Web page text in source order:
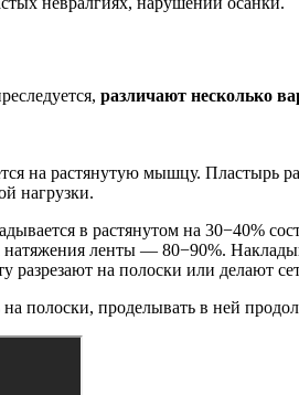
различают несколько
на растянутую мышцу. Пластырь
нагрузки.
в растянутом на 30−40%
ленты — 80−90%.
разрезают на полоски или делают
полоски, проделывать в ней